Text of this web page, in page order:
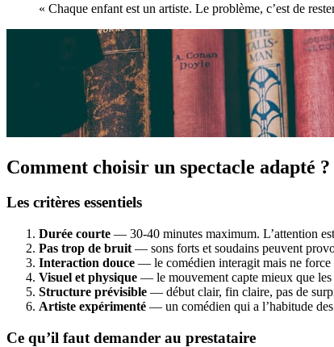
« Chaque enfant est un artiste. Le problème, c’est de
Comment choisir un spectacle adapté ?
Les critères essentiels
Durée courte — 30-40 minutes maximum. L’attention
Pas trop de bruit — sons forts et soudains peuvent
Interaction douce — le comédien interagit mais ne force
Visuel et physique — le mouvement capte mieux que les
Structure prévisible — début clair, fin claire, pas de
Artiste expérimenté — un comédien qui a l’habitude
Ce qu’il faut demander au prestataire